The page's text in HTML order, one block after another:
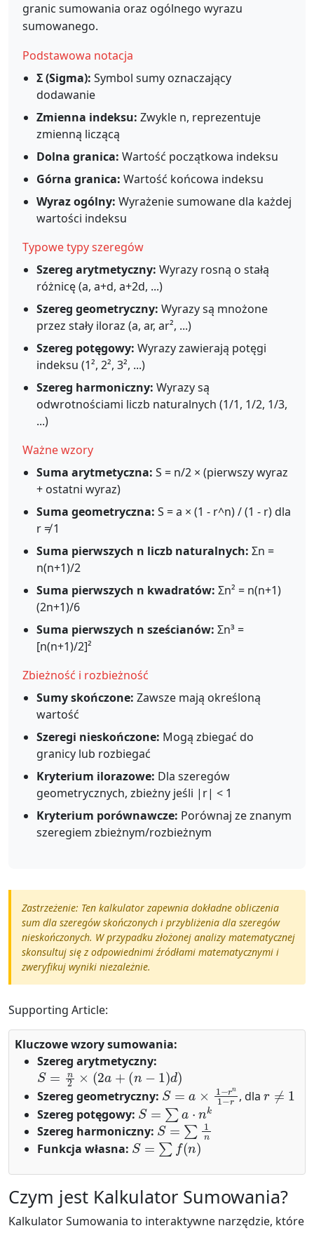
granic sumowania oraz ogólnego wyrazu
sumowanego.
Podstawowa notacja
Σ (Sigma): Symbol sumy oznaczający
dodawanie
Zmienna indeksu: Zwykle n, reprezentuje
zmienną liczącą
Dolna granica: Wartość początkowa indeksu
Górna granica: Wartość końcowa indeksu
Wyraz ogólny: Wyrażenie sumowane dla każdej
wartości indeksu
Typowe typy szeregów
Szereg arytmetyczny: Wyrazy rosną o stałą
różnicę (a, a+d, a+2d, ...)
Szereg geometryczny: Wyrazy są mnożone
przez stały iloraz (a, ar, ar², ...)
Szereg potęgowy: Wyrazy zawierają potęgi
indeksu (1², 2², 3², ...)
Szereg harmoniczny: Wyrazy są
odwrotnościami liczb naturalnych (1/1, 1/2, 1/3,
...)
Ważne wzory
Suma arytmetyczna: S = n/2 × (pierwszy wyraz
+ ostatni wyraz)
Suma geometryczna: S = a × (1 - r^n) / (1 - r) dla
r ≠ 1
Suma pierwszych n liczb naturalnych: Σn =
n(n+1)/2
Suma pierwszych n kwadratów: Σn² = n(n+1)
(2n+1)/6
Suma pierwszych n sześcianów: Σn³ =
[n(n+1)/2]²
Zbieżność i rozbieżność
Sumy skończone: Zawsze mają określoną
wartość
Szeregi nieskończone: Mogą zbiegać do
granicy lub rozbiegać
Kryterium ilorazowe: Dla szeregów
geometrycznych, zbieżny jeśli |r| < 1
Kryterium porównawcze: Porównaj ze znanym
szeregiem zbieżnym/rozbieżnym
Zastrzeżenie: Ten kalkulator zapewnia dokładne obliczenia
sum dla szeregów skończonych i przybliżenia dla szeregów
nieskończonych. W przypadku złożonej analizy matematycznej
skonsultuj się z odpowiednimi źródłami matematycznymi i
zweryfikuj wyniki niezależnie.
Supporting Article:
Kluczowe wzory sumowania:
Szereg arytmetyczny:
S=n2×(2a+(n−1)d)
Szereg geometryczny:
S=a n 1−
, dla
1
Szereg potęgowy:
S=∑ a⋅nk
Szereg harmoniczny:
S=∑1n
Funkcja własna:
S=∑ f(n)
Czym jest Kalkulator Sumowania?
Kalkulator Sumowania to interaktywne narzędzie, które